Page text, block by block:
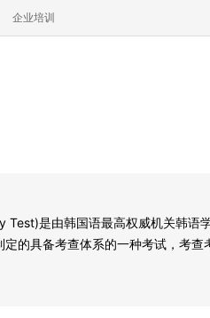
企业培训
是由韩国语最高权威机关韩语
的具备考查体系的一种考试，考